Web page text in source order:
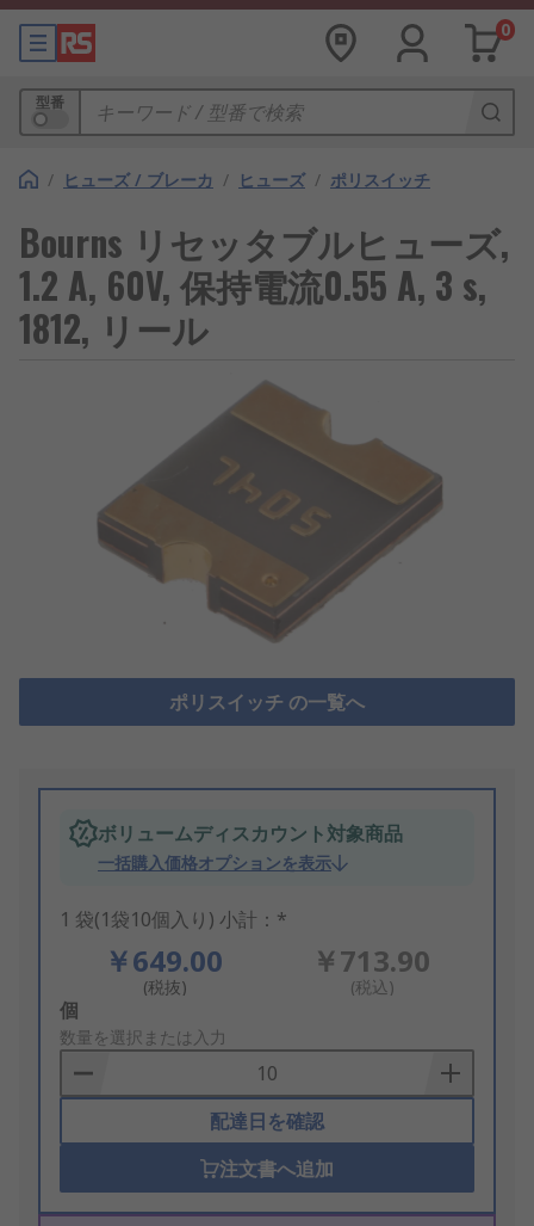
0
型番
/ ヒューズ / ブレーカ / ヒューズ / ポリスイッチ
Bourns リセッタブルヒューズ,
1.2 A, 60V, 保持電流0.55 A, 3 s,
1812, リール
ポリスイッチ の一覧へ
ボリュームディスカウント対象商品
一括購入価格オプションを表示
1 袋(1袋10個入り) 小計：*
￥649.00
(税抜)
￥713.90
(税込)
Add
to
Basket
個
数量を選択または入力
配達日を確認
注文書へ追加